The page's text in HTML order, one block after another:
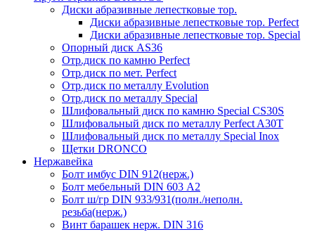
Диски абразивные лепестковые тор.
Диски абразивные лепестковые тор. Perfect
Диски абразивные лепестковые тор. Speciаl
Опорный диск AS36
Отр.диск по камню Perfect
Отр.диск по мет. Perfect
Отр.диск по металлу Evolution
Отр.диск по металлу Special
Шлифовальный диск по камню Special CS30S
Шлифовальный диск по металлу Perfect A30T
Шлифовальный диск по металлу Special Inox
Щетки DRONCO
Нержавейка
Болт имбус DIN 912(нерж.)
Болт мебельный DIN 603 А2
Болт ш/гр DIN 933/931(полн./неполн.
резьба(нерж.)
Винт барашек нерж. DIN 316